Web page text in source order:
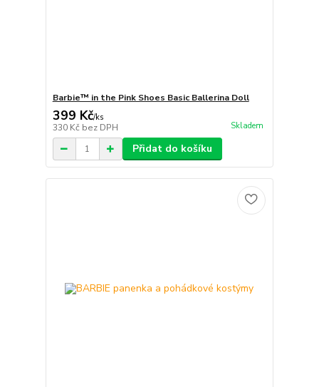
Barbie™ in the Pink Shoes Basic Ballerina Doll
399 Kč/ks
330 Kč bez DPH Skladem
Přidat do košíku